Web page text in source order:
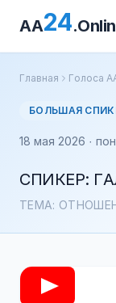
AA24
Главная Голоса
БОЛЬШАЯ
18 мая 2026 ·
СПИКЕР:
ТЕМА: